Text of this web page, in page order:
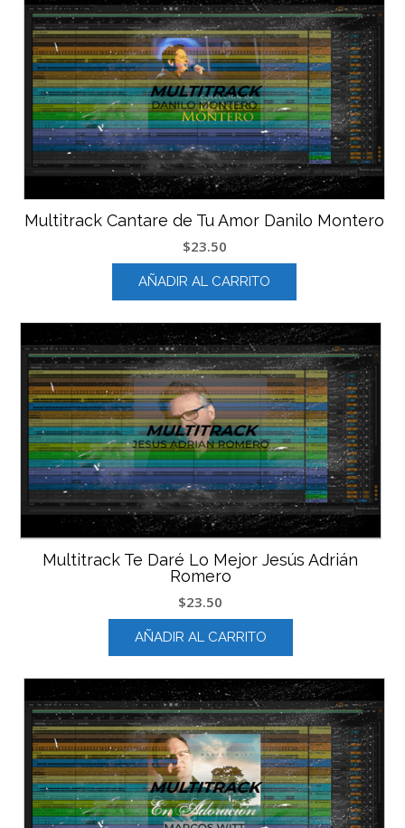
Multitrack Cantare de Tu Amor Danilo Montero
$23.50
AÑADIR AL CARRITO
Multitrack Te Daré Lo Mejor Jesús Adrián
Romero
$23.50
AÑADIR AL CARRITO